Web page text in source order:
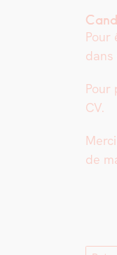
Pour
dans
Pour
CV.
de